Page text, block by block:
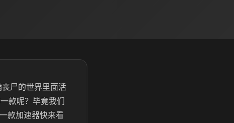
尸的世界里面活
款呢？毕竟我们
款加速器快来看